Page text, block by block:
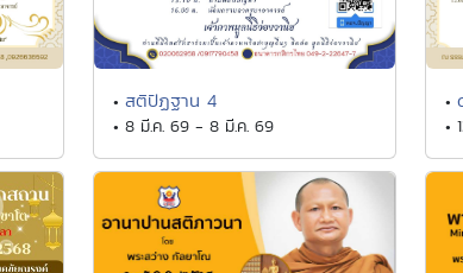
• สติปัฏฐาน 4
• 8 มี.ค. 69 - 8 มี.ค. 69
•
•